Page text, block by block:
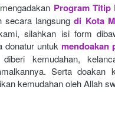
mengadakan Program Titip
secara langsung di Kota
silahkan isi form
donatur untuk mendoakan
kemudahan,
Serta
kemudahan oleh Allah